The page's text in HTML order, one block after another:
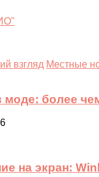
взгляд Местные
моде: более
на экран: